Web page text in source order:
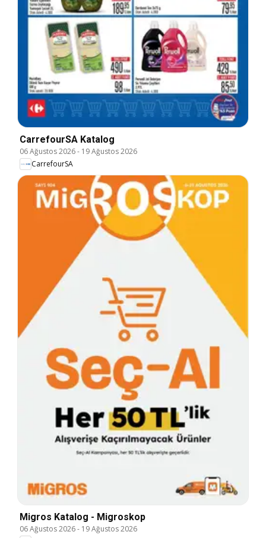
CarrefourSA Katalog
06 Ağustos 2026- 19 Ağustos 2026
CarrefourSA
Migros Katalog - Migroskop
06 Ağustos 2026- 19 Ağustos 2026